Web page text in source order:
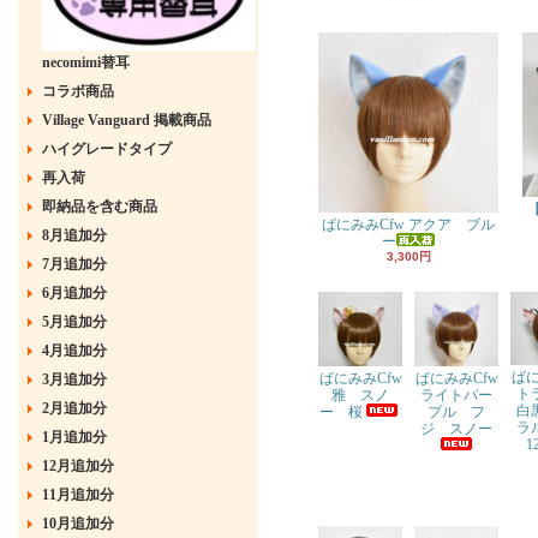
necomimi替耳
コラボ商品
Village Vanguard 掲載商品
ハイグレードタイプ
再入荷
即納品を含む商品
8月追加分
7月追加分
6月追加分
5月追加分
4月追加分
3月追加分
2月追加分
1月追加分
12月追加分
11月追加分
10月追加分
ばにみみCfw アクア ブル
ー
3,300円
ばにみみCfw
雅 スノ
ー 桜
ばにみみCfw
ライトパー
プル フ
ジ スノー
ば
白
ラ